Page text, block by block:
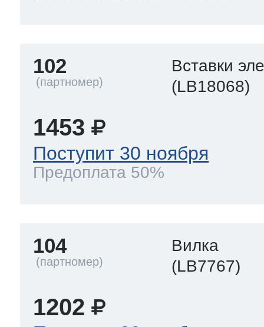
102
Вставки
(LB18068)
1453
Поступит 30 ноября
Предоплата 50%
104
Вилка
(LB7767)
1202